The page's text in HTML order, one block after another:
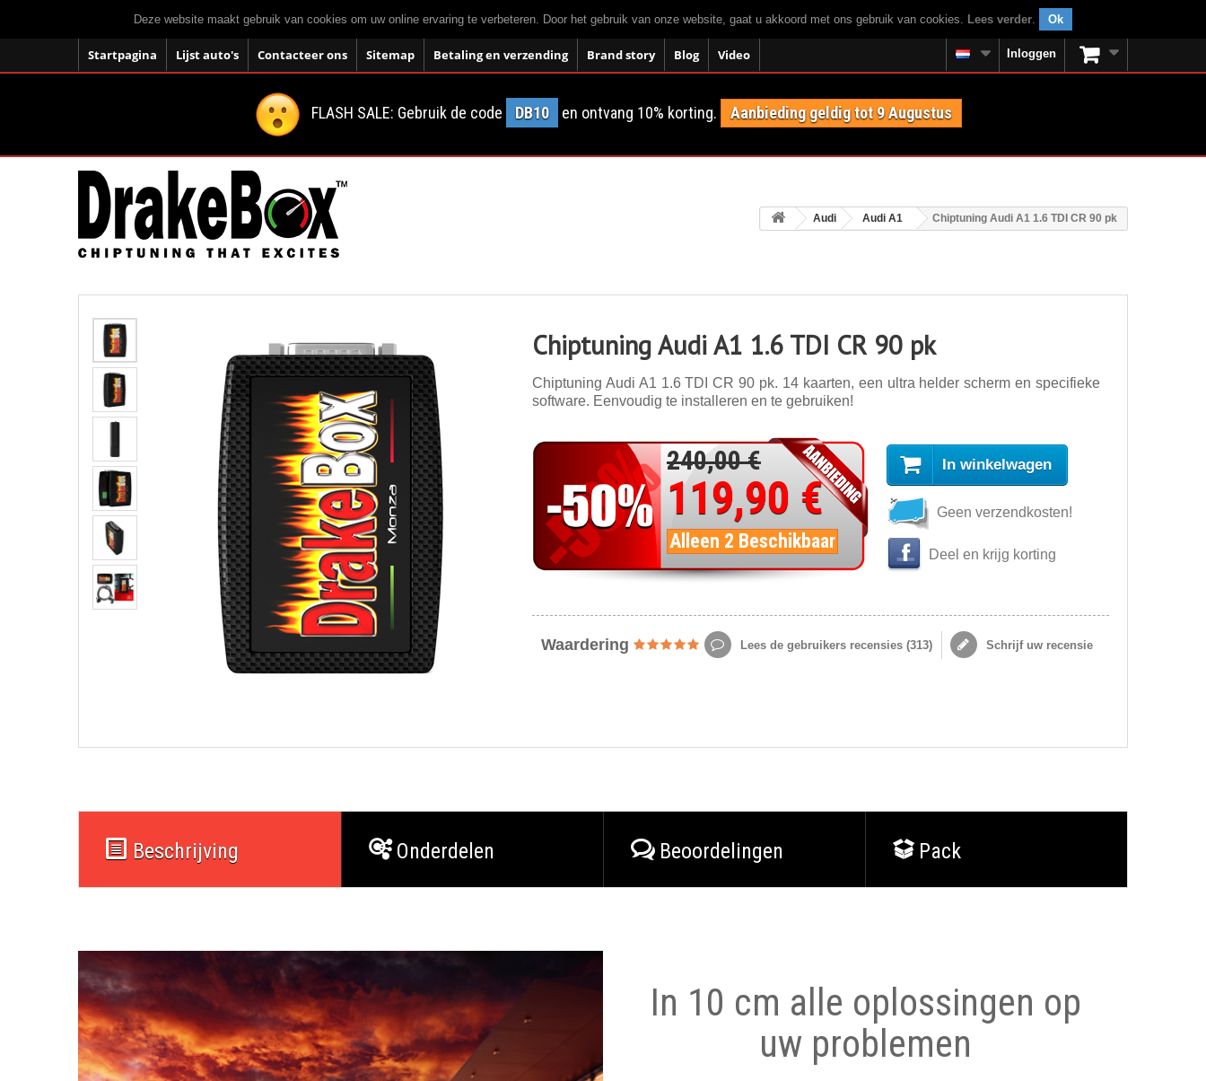
Deze website maakt gebruik van cookies om uw online ervaring te verbeteren. Door het gebruik van onze website, gaat u akkoord met ons gebruik van cookies. Lees verder. Ok
Startpagina Lijst auto's Contacteer ons Sitemap Betaling en verzending Brand story Blog Video Inloggen
FLASH SALE: Gebruik de code DB10 en ontvang 10% korting. Aanbieding geldig tot 9 Augustus
Audi Audi A1 Chiptuning Audi A1 1.6 TDI CR 90 pk
Chiptuning Audi A1 1.6 TDI CR 90 pk
Chiptuning Audi A1 1.6 TDI CR 90 pk. 14 kaarten, een ultra helder scherm en specifieke
software. Eenvoudig te installeren en te gebruiken!
240,00 €
119,90 €
Alleen 2 Beschikbaar
In winkelwagen
Geen verzendkosten!
Deel en krijg korting
Waardering Lees de gebruikers recensies (313) Schrijf uw recensie
Beschrijving Onderdelen Beoordelingen Pack
In 10 cm alle oplossingen op
uw problemen